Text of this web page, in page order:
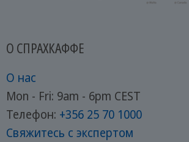
О СПРАХКАФФЕ
О нас
Mon - Fri: 9am - 6pm CEST
Телефон: +356 25 70 1000
Свяжитесь с экспертом